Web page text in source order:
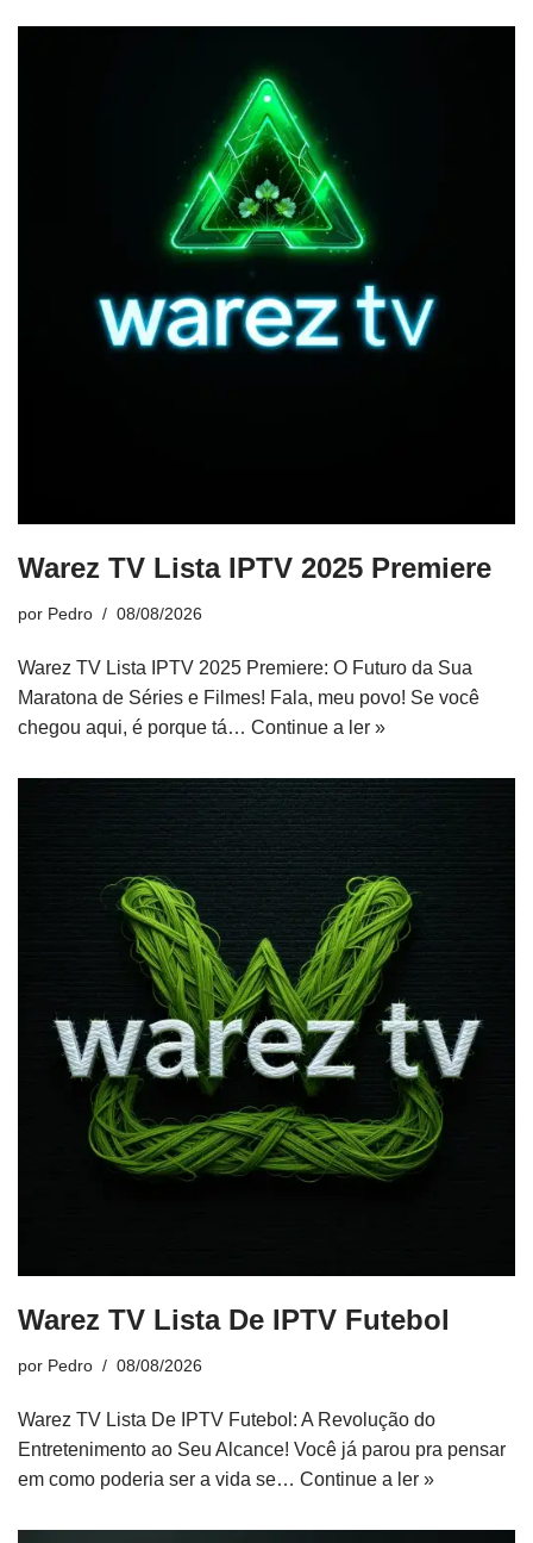
Warez TV Lista IPTV 2025 Premiere
por Pedro 08/08/2026
Warez TV Lista IPTV 2025 Premiere: O Futuro da Sua
Maratona de Séries e Filmes! Fala, meu povo! Se você
chegou aqui, é porque tá… Continue a ler »
Warez TV Lista De IPTV Futebol
por Pedro 08/08/2026
Warez TV Lista De IPTV Futebol: A Revolução do
Entretenimento ao Seu Alcance! Você já parou pra pensar
em como poderia ser a vida se… Continue a ler »